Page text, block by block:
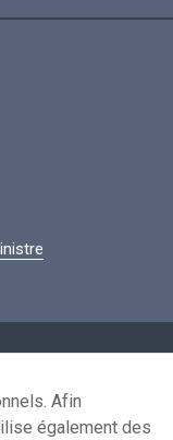
Afin
également des